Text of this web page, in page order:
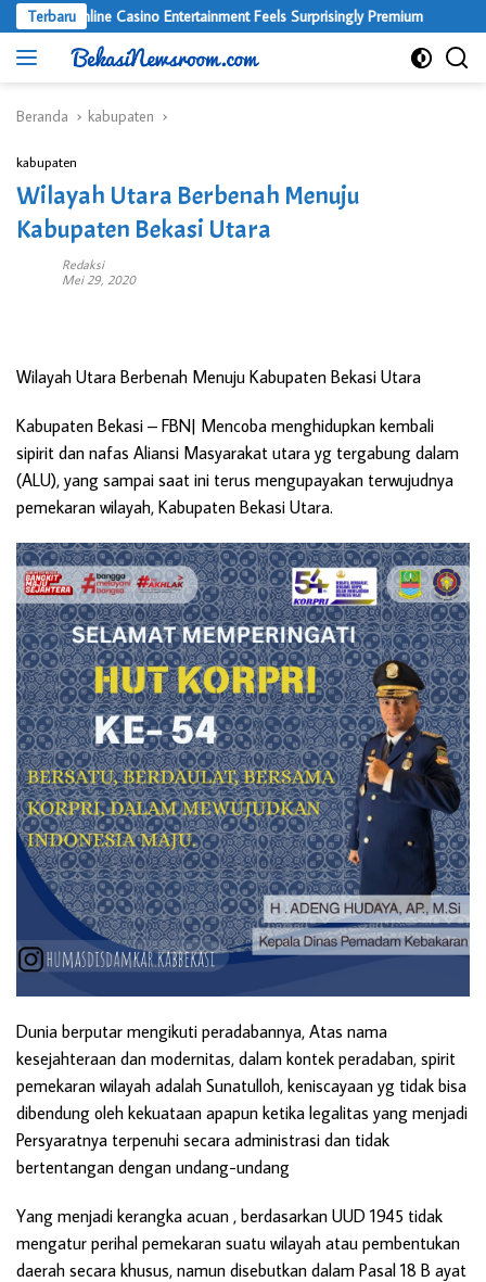
Langsung
ke
konten
Terbaru
Online Casino Entertainment Feels Surprisingly Premium
Beranda kabupaten
kabupaten
Wilayah Utara Berbenah Menuju
Kabupaten Bekasi Utara
Redaksi
Mei 29, 2020
Wilayah Utara Berbenah Menuju Kabupaten Bekasi Utara
Kabupaten Bekasi – FBN| Mencoba menghidupkan kembali
sipirit dan nafas Aliansi Masyarakat utara yg tergabung dalam
(ALU), yang sampai saat ini terus mengupayakan terwujudnya
pemekaran wilayah, Kabupaten Bekasi Utara.
Dunia berputar mengikuti peradabannya, Atas nama
kesejahteraan dan modernitas, dalam kontek peradaban, spirit
pemekaran wilayah adalah Sunatulloh, keniscayaan yg tidak bisa
dibendung oleh kekuataan apapun ketika legalitas yang menjadi
Persyaratnya terpenuhi secara administrasi dan tidak
bertentangan dengan undang-undang
Yang menjadi kerangka acuan , berdasarkan UUD 1945 tidak
mengatur perihal pemekaran suatu wilayah atau pembentukan
daerah secara khusus, namun disebutkan dalam Pasal 18 B ayat